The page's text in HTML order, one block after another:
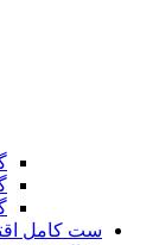
ست کامل